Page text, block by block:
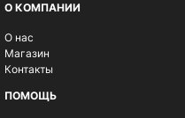
О КОМПАНИИ
О нас
Магазин
Контакты
ПОМОЩЬ